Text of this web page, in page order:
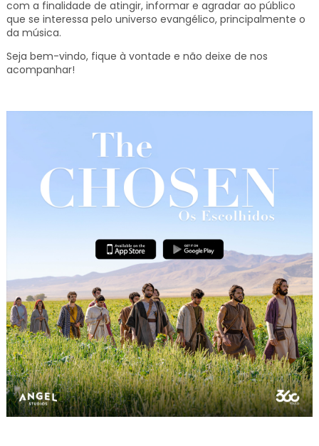
com a finalidade de atingir, informar e agradar ao público
que se interessa pelo universo evangélico, principalmente o
da música.
Seja bem-vindo, fique à vontade e não deixe de nos
acompanhar!